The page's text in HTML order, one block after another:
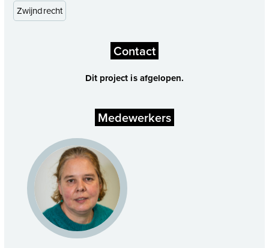
Zwijndrecht
Contact
Dit project is afgelopen.
Medewerkers